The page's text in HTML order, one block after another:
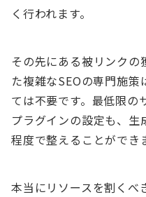
く行われます。
その先にある被リンクの
た複雑なSEOの専門施
ては不要です。最低限の
プラグインの設定も、
程度で整えることができ
本当にリソースを割くべ